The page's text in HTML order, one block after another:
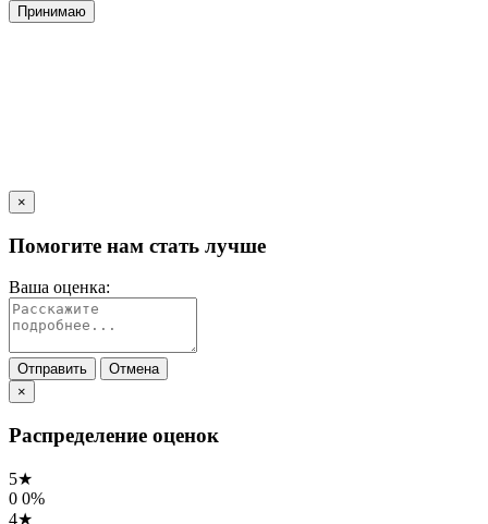
Принимаю
×
Помогите нам стать лучше
Ваша оценка:
Отправить
Отмена
×
Распределение оценок
5★
0 0%
4★